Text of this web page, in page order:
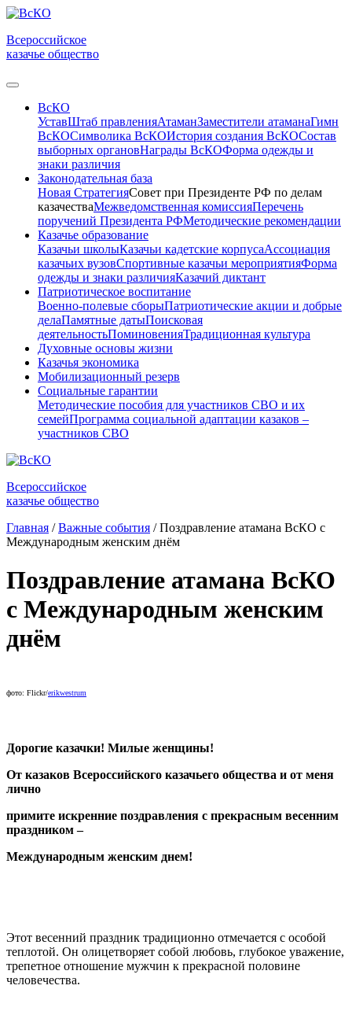
Всероссийское
казачье общество
ВсКО
УставШтаб правленияАтаманЗаместители атаманаГимн
ВсКОСимволика ВсКОИстория создания ВсКОСостав
выборных органовНаграды ВсКОФорма одежды и
знаки различия
Законодательная база
Новая СтратегияСовет при Президенте РФ по делам
казачестваМежведомственная комиссияПеречень
поручений Президента РФМетодические рекомендации
Казачье образование
Казачьи школыКазачьи кадетские корпусаАссоциация
казачьих вузовСпортивные казачьи мероприятияФорма
одежды и знаки различияКазачий диктант
Патриотическое воспитание
Военно-полевые сборыПатриотические акции и добрые
делаПамятные датыПоисковая
деятельностьПоминовенияТрадиционная культура
Духовные основы жизни
Казачья экономика
Мобилизационный резерв
Социальные гарантии
Методические пособия для участников СВО и их
семейПрограмма социальной адаптации казаков –
участников СВО
Всероссийское
казачье общество
Главная / Важные события / Поздравление атамана ВсКО с
Международным женским днём
Поздравление атамана ВсКО
с Международным женским
днём
фото: Flickr/erikwestrum
Дорогие казачки! Милые женщины!
От казаков Всероссийского казачьего общества и от меня
лично
примите искренние поздравления с прекрасным весенним
праздником –
Международным женским днем!
Этот весенний праздник традиционно отмечается с особой
теплотой. Он олицетворяет собой любовь, глубокое уважение,
трепетное отношение мужчин к прекрасной половине
человечества.